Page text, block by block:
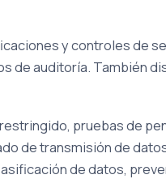
y controles de
de auditoría. También
pruebas de
de transmisión de
de datos,